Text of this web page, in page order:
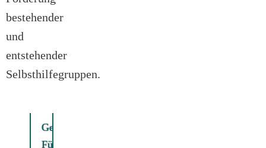
bestehender
und
entstehender
Selbsthilfegruppen.
Gemeinsame
Führung